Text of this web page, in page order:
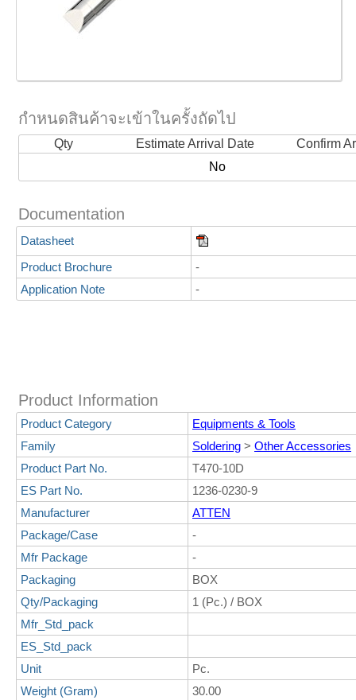
กำหนดสินค้าจะเข้าในครั้งถัดไป
Qty Estimate Arrival Date
Confirm
No
Documentation
Datasheet
Product Brochure
-
Application Note
-
Product Information
Product Category
Equipments & Tools
Family
Soldering > Other Accessories
Product Part No.
T470-10D
ES Part No.
1236-0230-9
Manufacturer
ATTEN
Package/Case
-
Mfr Package
-
Packaging
BOX
Qty/Packaging
1 (Pc.) / BOX
Mfr_Std_pack
ES_Std_pack
Unit
Pc.
Weight (Gram)
30.00